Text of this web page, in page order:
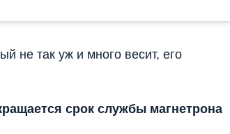
не так уж и много весит, его
срок службы магнетрона